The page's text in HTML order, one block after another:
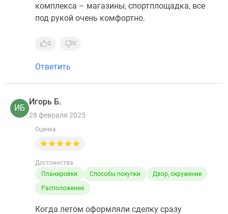
комплекса – магазины, спортплощадка, все
под рукой очень комфортно.
0 0
Ответить
ИБ
Игорь Б.
28 февраля 2025
Оценка
Достоинства
Планировки
Способы покупки
Двор, окружение
Расположение
Когда летом оформляли сделку сразу